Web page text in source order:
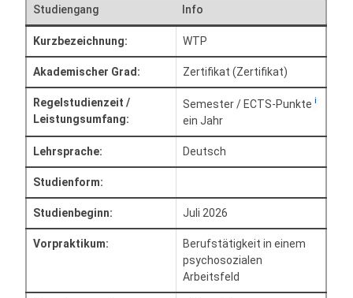
Studiengang Info
Kurzbezeichnung: WTP
Akademischer Grad: Zertifikat (Zertifikat)
Regelstudienzeit /
Leistungsumfang:
Semester / ECTS-Punkte i
ein Jahr
Lehrsprache: Deutsch
Studienform:
Studienbeginn: Juli 2026
Vorpraktikum:
Berufstätigkeit in einem
psychosozialen
Arbeitsfeld